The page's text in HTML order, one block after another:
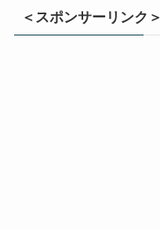
＜スポンサーリンク＞